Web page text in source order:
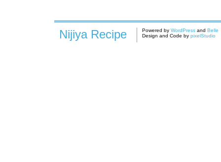
Nijiya Recipe Powered by WordPress and Belle
Design and Code by pixelStudio